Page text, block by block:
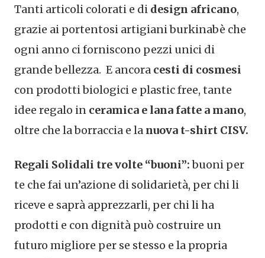
Tanti articoli colorati e di design africano,
grazie ai portentosi artigiani burkinabè che
ogni anno ci forniscono pezzi unici di
grande bellezza. E ancora cesti di cosmesi
con prodotti biologici e plastic free, tante
idee regalo in ceramica e lana fatte a mano,
oltre che la borraccia e la nuova t-shirt CISV.
Regali Solidali tre volte “buoni”:buoni per
te che fai un’azione di solidarietà, per chi li
riceve e saprà apprezzarli, per chi li ha
prodotti e con dignità può costruire un
futuro migliore per se stesso e la propria